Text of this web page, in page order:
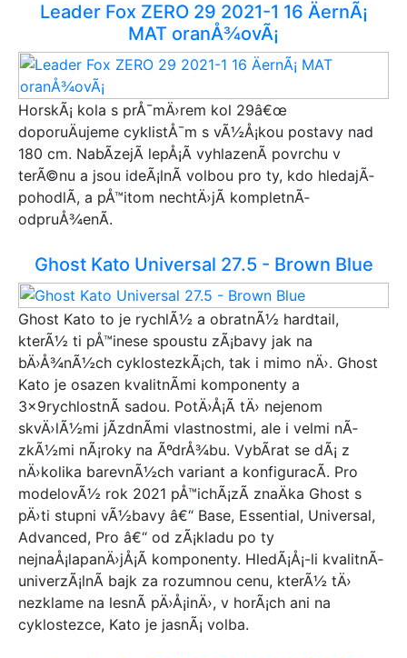
Leader Fox ZERO 29 2021-1 16 ÄernÃ¡
MAT oranÅ¾ovÃ¡
HorskÃ¡ kola s prÅ¯mÄ›rem kol 29â€œ
doporuÄujeme cyklistÅ¯m s vÃ½Å¡kou postavy nad
180 cm. NabÃ­zejÃ­ lepÅ¡Ã­ vyhlazenÃ­ povrchu v
terÃ©nu a jsou ideÃ¡lnÃ­ volbou pro ty, kdo hledajÃ­
pohodlÃ­, a pÅ™itom nechtÄ›jÃ­ kompletnÃ­
odpruÅ¾enÃ­.
Ghost Kato Universal 27.5 - Brown Blue
Ghost Kato to je rychlÃ½ a obratnÃ½ hardtail,
kterÃ½ ti pÅ™inese spoustu zÃ¡bavy jak na
bÄ›Å¾nÃ½ch cyklostezkÃ¡ch, tak i mimo nÄ›. Ghost
Kato je osazen kvalitnÃ­mi komponenty a
3x9rychlostnÃ­ sadou. PotÄ›Å¡Ã­ tÄ› nejenom
skvÄ›lÃ½mi jÃ­zdnÃ­mi vlastnostmi, ale i velmi nÃ­
zkÃ½mi nÃ¡roky na ÃºdrÅ¾bu. VybÃ­rat se dÃ¡ z
nÄ›kolika barevnÃ½ch variant a konfiguracÃ­. Pro
modelovÃ½ rok 2021 pÅ™ichÃ¡zÃ­ znaÄka Ghost s
pÄ›ti stupni vÃ½bavy â€“ Base, Essential, Universal,
Advanced, Pro â€“ od zÃ¡kladu po ty
nejnaÅ¡lapanÄ›jÅ¡Ã­ komponenty. HledÃ¡Å¡-li kvalitnÃ­
univerzÃ¡lnÃ­ bajk za rozumnou cenu, kterÃ½ tÄ›
nezklame na lesnÃ­ pÄ›Å¡inÄ›, v horÃ¡ch ani na
cyklostezce, Kato je jasnÃ¡ volba.